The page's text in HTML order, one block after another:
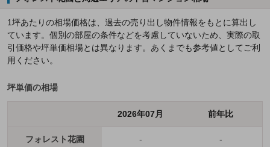
1坪あたりの相場価格は、過去の売り出し物件情報をもとに算出し
ています。個別の部屋の条件などを考慮していないため、実際の取
引価格や坪単価相場とは異なります。あくまでも参考値としてご利
用ください。
坪単価の相場
2026年07月 前年比
フォレスト花園 - -